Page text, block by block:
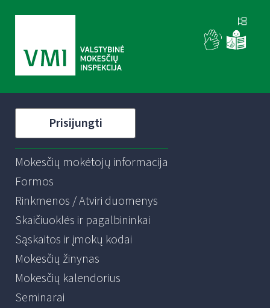
Prisijungti
Mokesčių mokėtojų informacija
Formos
Rinkmenos / Atviri duomenys
Skaičiuoklės ir pagalbininkai
Sąskaitos ir įmokų kodai
Mokesčių žinynas
Mokesčių kalendorius
Seminarai